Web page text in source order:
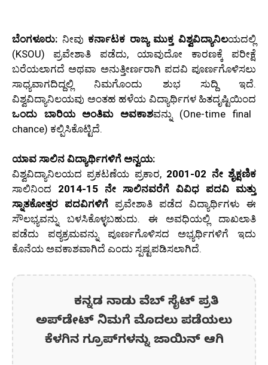
ಬೆಂಗಳೂರು: ನೀವು ಕರ್ನಾಟಕ ರಾಜ್ಯ ಮುಕ್ತ ವಿಶ್ವವಿದ್ಯಾನಿಲಯದಲ್ಲಿ
(KSOU) ಪ್ರವೇಶಾತಿ ಪಡೆದು, ಯಾವುದೋ ಕಾರಣಕ್ಕೆ ಪರೀಕ್ಷೆ
ಬರೆಯಲಾಗದೆ ಅಥವಾ ಅನುತ್ತೀರ್ಣರಾಗಿ ಪದವಿ ಪೂರ್ಣಗೊಳಿಸಲು
ಸಾಧ್ಯವಾಗದಿದ್ದಲ್ಲಿ ನಿಮಗೊಂದು ಶುಭ ಸುದ್ದಿ ಇದೆ.
ವಿಶ್ವವಿದ್ಯಾನಿಲಯವು ಅಂತಹ ಹಳೆಯ ವಿದ್ಯಾರ್ಥಿಗಳ ಹಿತದೃಷ್ಟಿಯಿಂದ
ಒಂದು ಬಾರಿಯ ಅಂತಿಮ ಅವಕಾಶವನ್ನು (One-time final
chance) ಕಲ್ಪಿಸಿಕೊಟ್ಟಿದೆ.
ಯಾವ ಸಾಲಿನ ವಿದ್ಯಾರ್ಥಿಗಳಿಗೆ ಅನ್ವಯ:
ವಿಶ್ವವಿದ್ಯಾನಿಲಯದ ಪ್ರಕಟಣೆಯ ಪ್ರಕಾರ,2001-02 ನೇ ಶೈಕ್ಷಣಿಕ
ಸಾಲಿನಿಂದ 2014-15 ನೇ ಸಾಲಿನವರೆಗೆ ವಿವಿಧ ಪದವಿ ಮತ್ತು
ಸ್ನಾತಕೋತ್ತರ ಪದವಿಗಳಿಗೆ ಪ್ರವೇಶಾತಿ ಪಡೆದ ವಿದ್ಯಾರ್ಥಿಗಳು ಈ
ಸೌಲಭ್ಯವನ್ನು ಬಳಸಿಕೊಳ್ಳಬಹುದು. ಈ ಅವಧಿಯಲ್ಲಿ ದಾಖಲಾತಿ
ಪಡೆದು ಪಠ್ಯಕ್ರಮವನ್ನು ಪೂರ್ಣಗೊಳಿಸದ ಅಭ್ಯರ್ಥಿಗಳಿಗೆ ಇದು
ಕೊನೆಯ ಅವಕಾಶವಾಗಿದೆ ಎಂದು ಸ್ಪಷ್ಟಪಡಿಸಲಾಗಿದೆ.
ಕನ್ನಡ ನಾಡು ವೆಬ್ ಸೈಟ್ ಪ್ರತಿ
ಅಪ್‌ಡೇಟ್‌ ನಿಮಗೆ ಮೊದಲು ಪಡೆಯಲು
ಕೆಳಗಿನ ಗ್ರೂಪ್‌ಗಳನ್ನು ಜಾಯಿನ್ ಆಗಿ